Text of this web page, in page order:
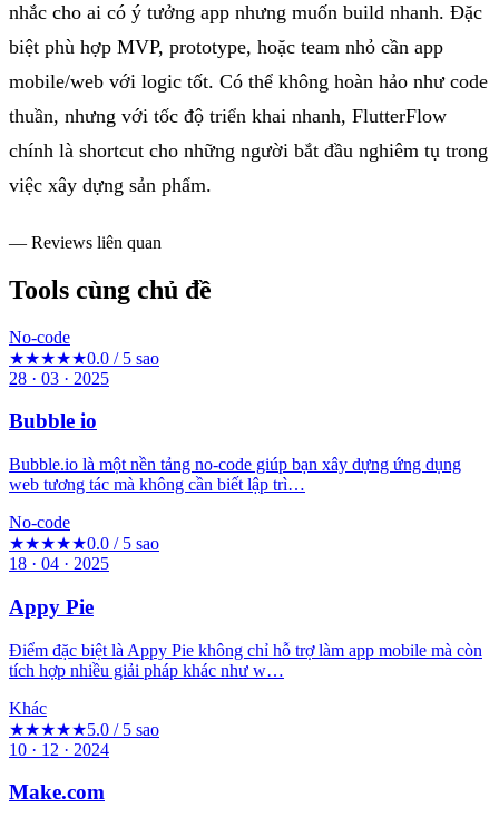
nhắc cho ai có ý tưởng app nhưng muốn build nhanh. Đặc
biệt phù hợp MVP, prototype, hoặc team nhỏ cần app
mobile/web với logic tốt. Có thể không hoàn hảo nhưcode
thuần, nhưng với tốc độ triển khai nhanh, FlutterFlow
chính là shortcut cho những người bắt đầu nghiêm tụ trong
việc xây dựng sản phẩm.
— Reviews liên quan
Tools cùng chủ đề
No-code
★★★★★0.0 / 5 sao
28 · 03 · 2025
Bubble io
Bubble.io là một nền tảng no-code giúp bạn xây dựng ứng dụng
web tương tác mà không cần biết lập trì…
No-code
★★★★★0.0 / 5 sao
18 · 04 · 2025
Appy Pie
Điểm đặc biệt là Appy Pie không chỉ hỗ trợ làm app mobile mà còn
tích hợp nhiều giải pháp khác như w…
Khác
★★★★★5.0 / 5 sao
10 · 12 · 2024
Make.com